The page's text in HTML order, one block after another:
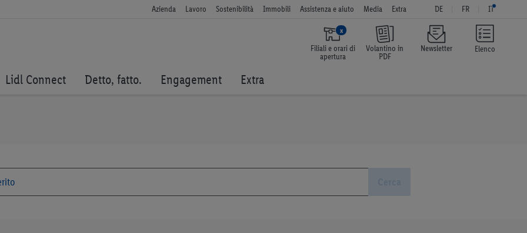
Elenco
Azienda Lavoro Sostenibilità Immobili Assistenza e aiuto Media Extra DE FR IT
x
Filiali e orari di
apertura
Volantino in
PDF
Newsletter
Lidl Connect Detto, fatto. Engagement Extra